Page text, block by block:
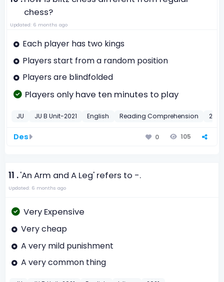
chess?
Updated: 6 months ago
Each player has two kings
Players start from a random position
Players are blindfolded
Players only have ten minutes to play
JU JU B Unit-2021 English Reading Comprehension 2021
Des 0 105
11 .'An Arm and A Leg' refers to -.
Updated: 6 months ago
Very Expensive
Very cheap
A very mild punishment
A very common thing